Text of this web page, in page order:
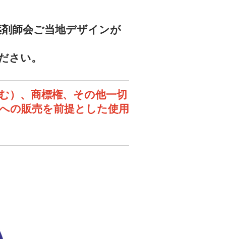
師会ご当地デザインが
さい。
）、商標権、その他⼀切
の販売を前提とした使用